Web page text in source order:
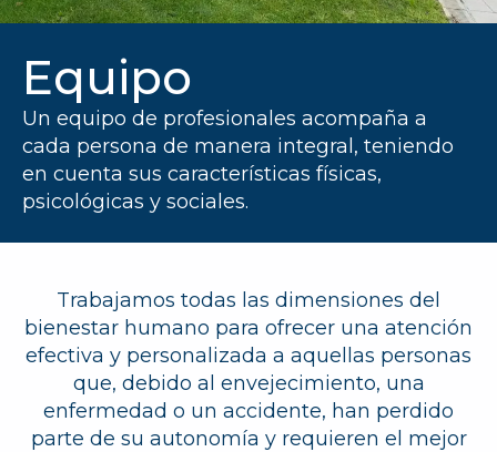
Equipo
Un equipo de profesionales acompaña a
cada persona de manera integral, teniendo
en cuenta sus características físicas,
psicológicas y sociales.
Trabajamos todas las dimensiones del
bienestar humano para ofrecer una atención
efectiva y personalizada a aquellas personas
que, debido al envejecimiento, una
enfermedad o un accidente, han perdido
parte de su autonomía y requieren el mejor